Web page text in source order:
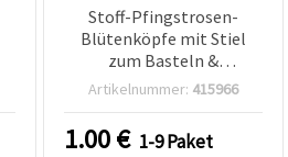
Stoff-Pfingstrosen-
Blütenköpfe mit Stiel
zum Basteln &
Dekorieren, hellorange
Artikelnummer: 415966
1.00€ 1-9 Paket